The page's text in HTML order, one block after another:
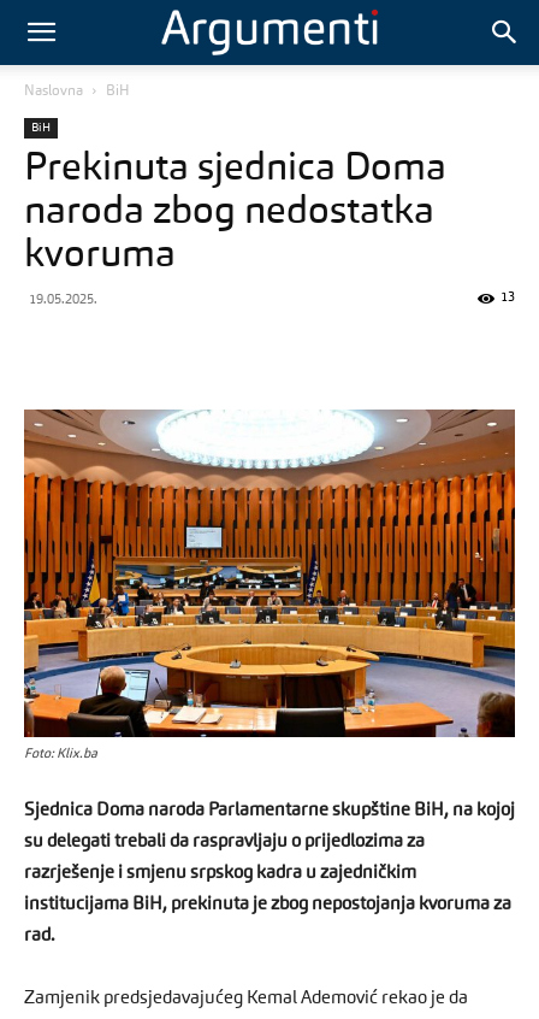
Naslovna BiH
BiH
Prekinuta sjednica Doma
naroda zbog nedostatka
kvoruma
19.05.2025. 13
Foto: Klix.ba
Sjednica Doma naroda Parlamentarne skupštine BiH, na kojoj
su delegati trebali da raspravljaju o prijedlozima za
razrješenje i smjenu srpskog kadra u zajedničkim
institucijama BiH, prekinuta je zbog nepostojanja kvoruma za
rad.
Zamjenik predsjedavajućeg Kemal Ademović rekao je da